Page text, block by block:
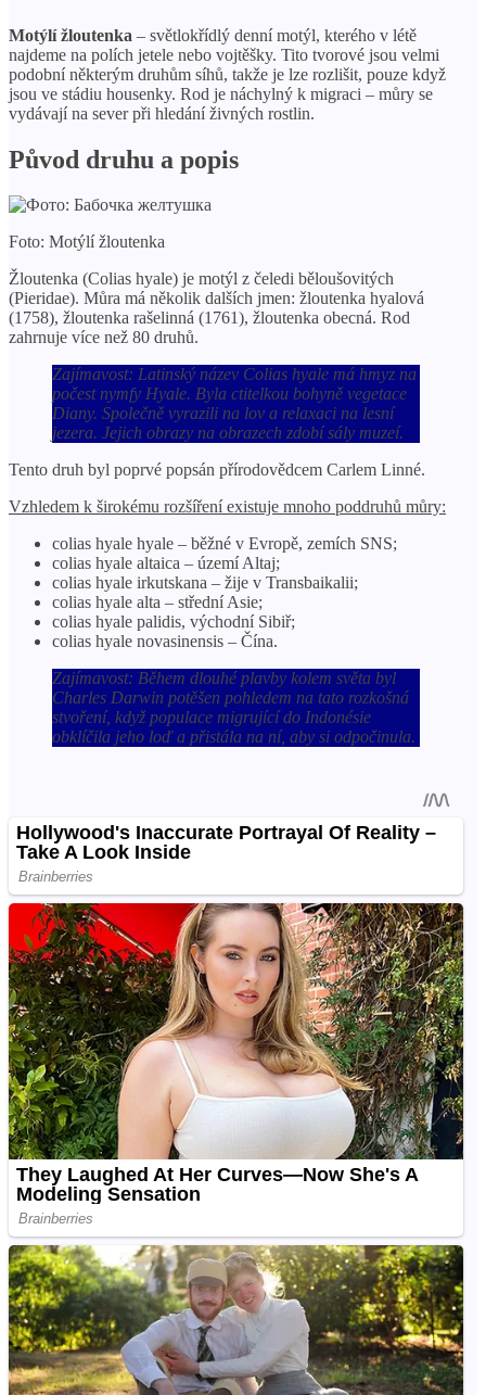
Motýlí žloutenka – světlokřídlý ​​denní motýl, kterého v létě
najdeme na polích jetele nebo vojtěšky. Tito tvorové jsou velmi
podobní některým druhům síhů, takže je lze rozlišit, pouze když
jsou ve stádiu housenky. Rod je náchylný k migraci – můry se
vydávají na sever při hledání živných rostlin.
Původ druhu a popis
Foto: Motýlí žloutenka
Žloutenka (Colias hyale) je motýl z čeledi běloušovitých
(Pieridae). Můra má několik dalších jmen: žloutenka hyalová
(1758), žloutenka rašelinná (1761), žloutenka obecná. Rod
zahrnuje více než 80 druhů.
Zajímavost: Latinský název Colias hyale má hmyz na
počest nymfy Hyale. Byla ctitelkou bohyně vegetace
Diany. Společně vyrazili na lov a relaxaci na lesní
jezera. Jejich obrazy na obrazech zdobí sály muzeí.
Tento druh byl poprvé popsán přírodovědcem Carlem Linné.
Vzhledem k širokému rozšíření existuje mnoho poddruhů můry:
colias hyale hyale – běžné v Evropě, zemích SNS;
colias hyale altaica – území Altaj;
colias hyale irkutskana – žije v Transbaikalii;
colias hyale alta – střední Asie;
colias hyale palidis, východní Sibiř;
colias hyale novasinensis – Čína.
Zajímavost: Během dlouhé plavby kolem světa byl
Charles Darwin potěšen pohledem na tato rozkošná
stvoření, když populace migrující do Indonésie
obklíčila jeho loď a přistála na ní, aby si odpočinula.